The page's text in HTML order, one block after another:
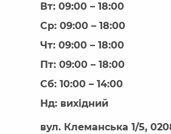
Вт: 09:00 – 18:00
Ср: 09:00 – 18:00
Чт: 09:00 – 18:00
Пт: 09:00 – 18:00
Сб: 10:00 – 14:00
Нд: вихідний
вул. Клеманська 1/5,